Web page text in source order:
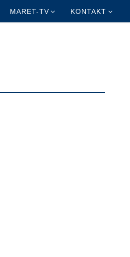
MARET-TV KONTAKT